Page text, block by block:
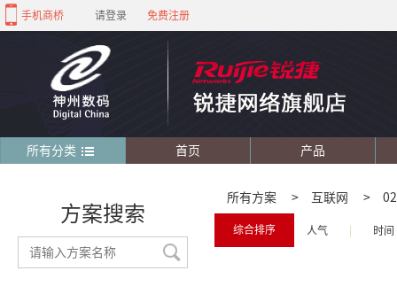
手机商桥 请登录 免费注册
所有分类 首页 产品
所有方案 > 互联网 >
综合排序 人气 时间
方案搜索